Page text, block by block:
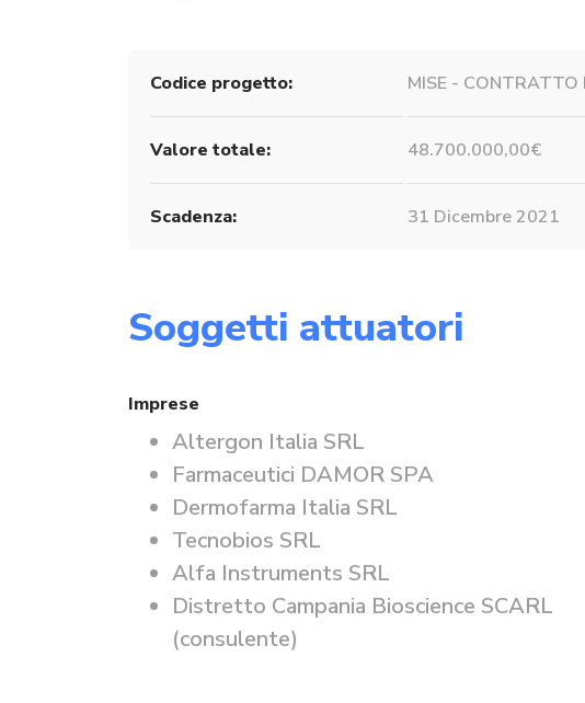
Codice progetto: MISE - CONTRATTO
Valore totale: 48.700.000,00€
Scadenza: 31 Dicembre 2021
Soggetti attuatori
Imprese
Altergon Italia SRL
Farmaceutici DAMOR SPA
Dermofarma Italia SRL
Tecnobios SRL
Alfa Instruments SRL
Distretto Campania Bioscience SCARL
(consulente)